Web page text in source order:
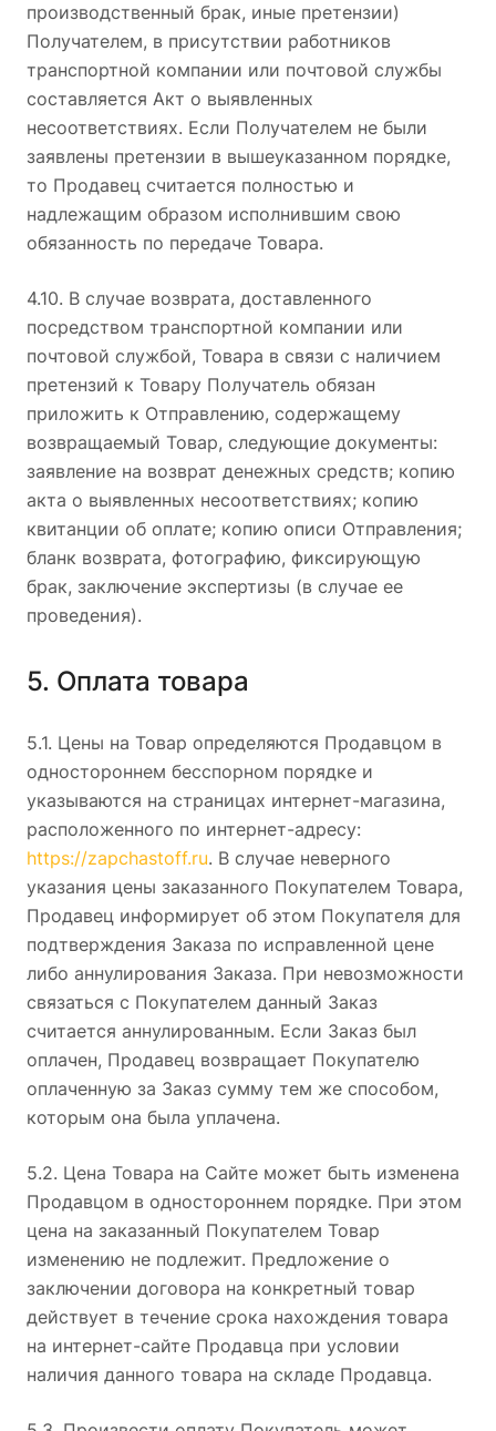
производственный брак, иные претензии)
Получателем, в присутствии работников
транспортной компании или почтовой службы
составляется Акт о выявленных
несоответствиях. Если Получателем не были
заявлены претензии в вышеуказанном порядке,
то Продавец считается полностью и
надлежащим образом исполнившим свою
обязанность по передаче Товара.
4.10. В случае возврата, доставленного
посредством транспортной компании или
почтовой службой, Товара в связи с наличием
претензий к Товару Получатель обязан
приложить к Отправлению, содержащему
возвращаемый Товар, следующие документы:
заявление на возврат денежных средств; копию
акта о выявленных несоответствиях; копию
квитанции об оплате; копию описи Отправления;
бланк возврата, фотографию, фиксирующую
брак, заключение экспертизы (в случае ее
проведения).
5. Оплата товара
5.1. Цены на Товар определяются Продавцом в
одностороннем бесспорном порядке и
указываются на страницах интернет-магазина,
расположенного по интернет-адресу:
https://zapchastoff.ru. В случае неверного
указания цены заказанного Покупателем Товара,
Продавец информирует об этом Покупателя для
подтверждения Заказа по исправленной цене
либо аннулирования Заказа. При невозможности
связаться с Покупателем данный Заказ
считается аннулированным. Если Заказ был
оплачен, Продавец возвращает Покупателю
оплаченную за Заказ сумму тем же способом,
которым она была уплачена.
5.2. Цена Товара на Сайте может быть изменена
Продавцом в одностороннем порядке. При этом
цена на заказанный Покупателем Товар
изменению не подлежит. Предложение о
заключении договора на конкретный товар
действует в течение срока нахождения товара
на интернет-сайте Продавца при условии
наличия данного товара на складе Продавца.